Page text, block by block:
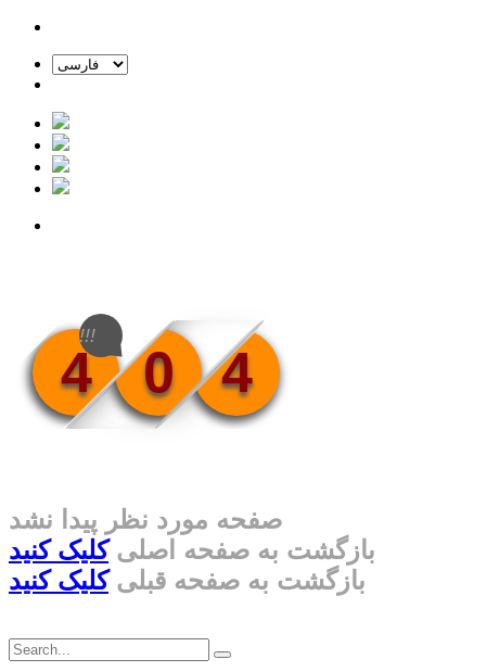
4 0 4
!!!
صفحه مورد نظر پیدا نشد
بازگشت به صفحه اصلیکلیک کنید
بازگشت به صفحه قبلیکلیک کنید